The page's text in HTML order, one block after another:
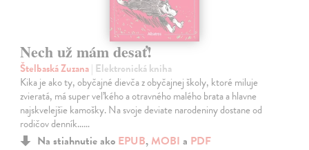
Nech už mám desať!
Štelbaská Zuzana| Elektronická kniha
Kika je ako ty, obyčajné dievča z obyčajnej školy, ktoré miluje
zvieratá, má super veľkého a otravného malého brata a hlavne
najskvelejšie kamošky. Na svoje deviate narodeniny dostane od
rodičov denník...…
Na stiahnutie ako EPUB, MOBI a PDF